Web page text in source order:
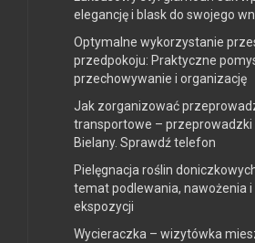
elegancję i blask do swojego
Optymalne wykorzystanie
przedpokoju: Praktyczne
przechowywanie i organizację
Jak zorganizować
transportowe – przeprowadzki
Bielany. Sprawdź telefon
Pielęgnacja roślin
temat podlewania, nawożenia
ekspozycji
Wycieraczka – wizytówka